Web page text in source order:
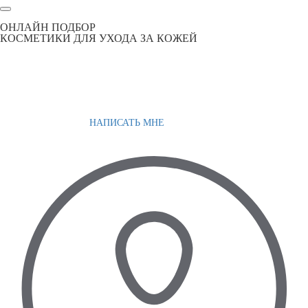
ОНЛАЙН ПОДБОР
КОСМЕТИКИ ДЛЯ УХОДА ЗА КОЖЕЙ
НАПИСАТЬ МНЕ